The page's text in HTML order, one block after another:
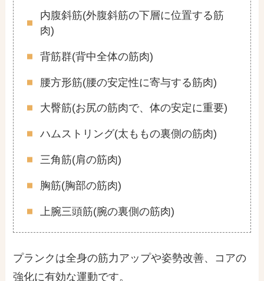
内腹斜筋(外腹斜筋の下層に位置する筋
肉)
背筋群(背中全体の筋肉)
腰方形筋(腰の安定性に寄与する筋肉)
大臀筋(お尻の筋肉で、体の安定に重要)
ハムストリング(太ももの裏側の筋肉)
三角筋(肩の筋肉)
胸筋(胸部の筋肉)
上腕三頭筋(腕の裏側の筋肉)
プランクは全身の筋力アップや姿勢改善、コアの
強化に有効な運動です。